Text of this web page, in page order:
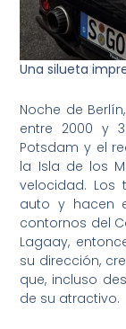
Una silueta
Noche de
entre 2000 y
Potsdam y el
la Isla de los
velocidad. Los
auto y hacen
contornos del
Lagaay,
su dirección,
que, incluso
de su atractivo.